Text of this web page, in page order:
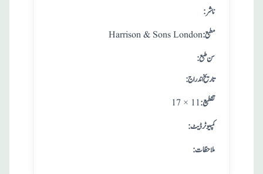
:ناشر
Harrison & Sons London:مطبع
: سن طبع
: تاريخ اندراج
17 × 11 :تقطيع
:کمپیوٹر ڈیٹ
:ملاحظات